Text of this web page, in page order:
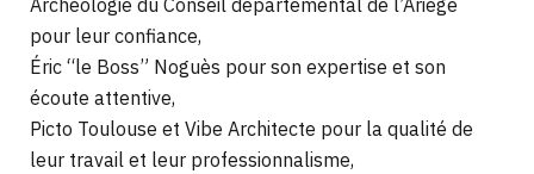
Archéologie du Conseil départemental de l’Ariège
pour leur confiance,
Éric “le Boss” Noguès pour son expertise et son
écoute attentive,
Picto Toulouse et Vibe Architecte pour la qualité de
leur travail et leur professionnalisme,